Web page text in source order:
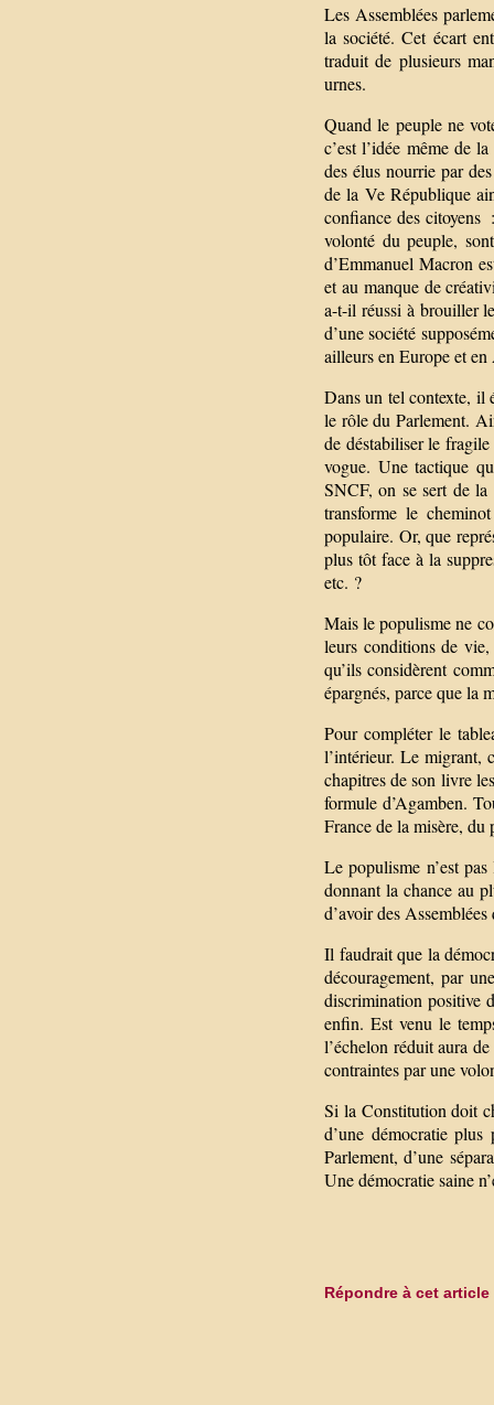
Les Assemblées
la société. Cet écart
traduit de plusieurs
urnes.
Quand le peuple ne
c’est l’idée même de
des élus nourrie par
de la Ve République
confiance des citoyens
volonté du peuple,
d’Emmanuel Macron
et au manque de
a-t-il réussi à brouiller
d’une société
ailleurs en Europe et
Dans un tel contexte, il
le rôle du Parlement.
de déstabiliser le
vogue. Une tactique
SNCF, on se sert de
transforme le
populaire. Or, que
plus tôt face à la
etc. ?
Mais le populisme ne
leurs conditions de
qu’ils considèrent
épargnés, parce que la
Pour compléter le
l’intérieur. Le migrant,
chapitres de son livre
formule d’Agamben.
France de la misère, du
Le populisme n’est
donnant la chance au
d’avoir des
Il faudrait que la
découragement, par
discrimination positive
enfin. Est venu le
l’échelon réduit aura
contraintes par une
Si la Constitution doit
d’une démocratie
Parlement, d’une
Une démocratie saine
Répondre à cet article